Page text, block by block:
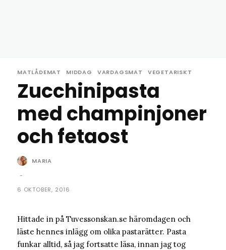
MATLÅDEMAT MIDDAG VARDAGSMAT VEGETARISKT
Zucchinipasta
med champinjoner
och fetaost
MARIA
-
6 OKTOBER, 2016
Hittade in på Tuvessonskan.se häromdagen och
läste hennes inlägg om olika pastarätter. Pasta
funkar alltid, så jag fortsatte läsa, innan jag tog